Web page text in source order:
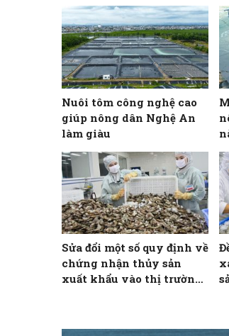
Nuôi tôm công nghệ cao
giúp nông dân Nghệ An
làm giàu
Sửa đổi một số quy định về
chứng nhận thủy sản
xuất khẩu vào thị trường